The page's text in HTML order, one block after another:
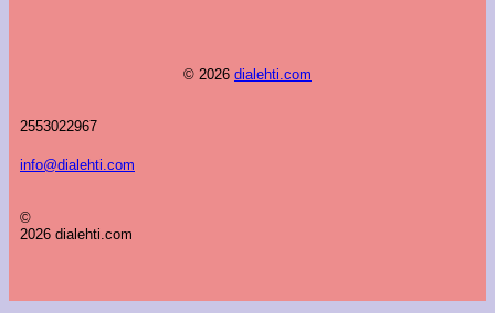
© 2026 dialehti.com
2553022967
info@dialehti.com
©
2026 dialehti.com